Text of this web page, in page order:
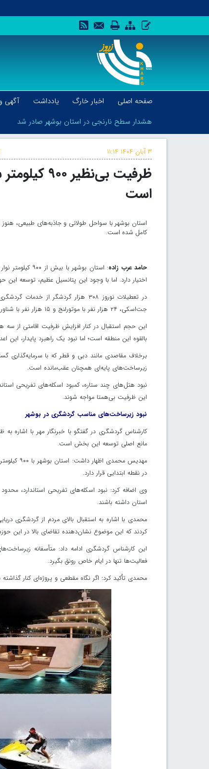
صفحه اصلی اخبار خارگ یادداشت آگهی
هشدار سطح نارنجی در استان بوشهر صادر شد
هشدار سطح نارنجی در استان بوشهر صادر شد
۳ آبان ۱۴۰۴ ۱۱:۱۴
ظرفیت
است
استان بوشهر با سواحل طولانی و جاذبه‌های طبیعی،
کامل شده است.
حامد عرب زاده
: استان
اختیار دارد. اما با وجود این پتانسیل عظیم، توسعه
جت‌اسکی، ۲۴ هزار نفر با موتورلنج و ۱۵ هزار نفر با شناور فلزی دریا را تجربه کردند.
بالقوه این منطقه است؛ اما نبود یک راهبرد پایدار، این
برخلاف مقاصدی مانند دبی و قطر که با سرمایه‌گذاری
زیرساخت‌های پایه‌ای همچنان عقب‌مانده است.
نبود هتل‌های چند ستاره، کمبود اسکله‌های تفریحی
این ظرفیت بی‌همتا مواجه شوند.
نبود زیرساخت‌های مناسب گردشگری در بوشهر
کارشناس گردشگری در گفتگو با خبرنگار مهر با اشاره
مانع اصلی توسعه این بخش است.
مهدیس
در نقطه ابتدایی قرار دارد.
وی اضافه کرد: نبود اسکله‌های تفریحی استاندارد،
استان داشته باشند.
کردند که این موضوع نشان‌دهنده تقاضای بالا در این
این کارشناس گردشگری ادامه داد: متأسفانه
فعالیت‌ها تنها در ایام خاص رونق بگیرد.
محمدی تأکید کرد: اگر نگاه مقطعی و پروژه‌ای کنار